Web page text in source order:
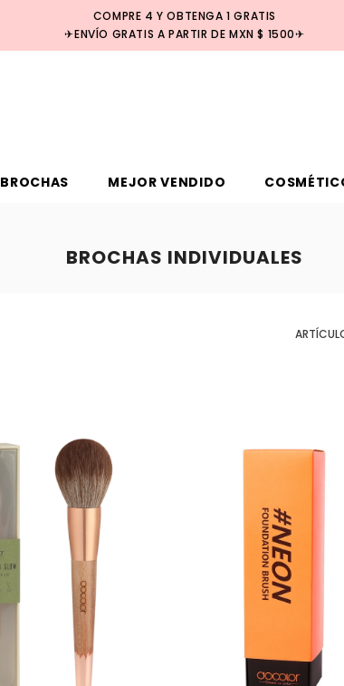
COMPRE 4 Y OBTENGA 1 GRATIS
✈ENVÍO GRATIS A PARTIR DE MXN $ 1500✈
BROCHAS MEJOR VENDIDO
BROCHAS INDIVIDUALES